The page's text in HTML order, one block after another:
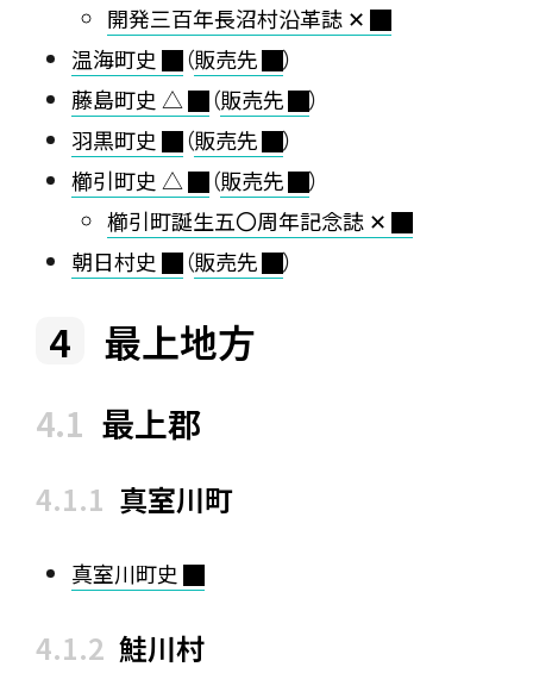
開発三百年長沼村沿革誌 ✕
温海町史
（販売先
）
藤島町史 △
（販売先
）
羽黒町史
（販売先
）
櫛引町史 △
（販売先
）
櫛引町誕生五〇周年記念誌 ✕
朝日村史
（販売先 ）
最上地方
最上郡
真室川町
真室川町史
鮭川村